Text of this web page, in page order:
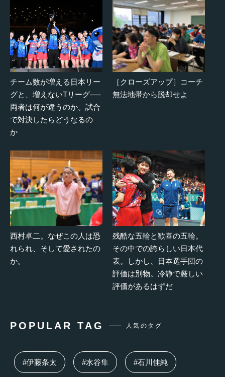
チーム数が増える日本リー
グと、増えないTリーグ──
両者は何が違うのか。試合
で対決したらどうなるの
か
［クローズアップ］コーチ
無法地帯から脱却せよ
西村卓二。なぜこの人は恐
れられ、そして愛されたの
か。
残酷な五輪と歓喜の五輪。
その中での誇らしい日本代
表。しかし、日本選手団の
評価は別物。冷静で厳しい
評価があるはずだ
POPULAR TAG 人気のタグ
#伊藤条太 #水谷隼 #石川佳純